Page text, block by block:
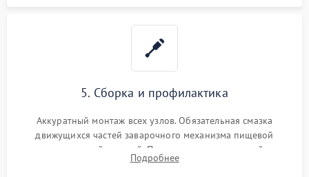
5. Сборка и профилактика
Аккуратный монтаж всех узлов. Обязательная смазка
движущихся частей заварочного механизма пищевой
силиконовой смазкой. Проведение программной
декальцинации и очистки системы от кофейных масел.
Подробнее